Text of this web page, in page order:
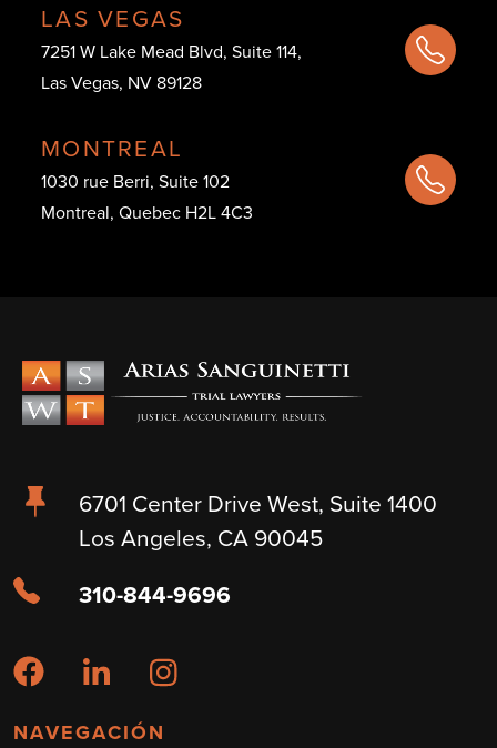
LAS VEGAS
7251 W Lake Mead Blvd, Suite 114,
Las Vegas, NV 89128
MONTREAL
1030 rue Berri, Suite 102
Montreal, Quebec H2L 4C3
6701 Center Drive West, Suite 1400
Los Angeles, CA 90045
310-844-9696
NAVEGACIÓN